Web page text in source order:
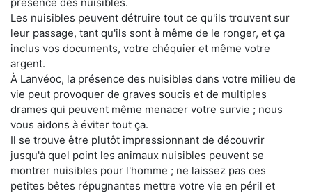
Les nuisibles peuvent détruire tout ce qu'ils trouvent sur
leur passage, tant qu'ils sont à même de le ronger, et ça
inclus vos documents, votre chéquier et même votre
argent.
À Lanvéoc, la présence des nuisibles dans votre milieu de
vie peut provoquer de graves soucis et de multiples
drames qui peuvent même menacer votre survie ; nous
vous aidons à éviter tout ça.
Il se trouve être plutôt impressionnant de découvrir
jusqu'à quel point les animaux nuisibles peuvent se
montrer nuisibles pour l'homme ; ne laissez pas ces
petites bêtes répugnantes mettre votre vie en péril et